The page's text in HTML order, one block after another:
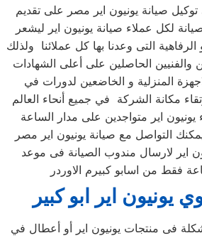
صيانة يونيون اير مصر على تقديم
لكل عملاء صيانة يونيون اير ليشعر
الرفاهية التى وعدنا بها كل عملائنا ولذلك
والفنيين الحاصلين على أعلى الشهادات
المنزلية و الخاضعين لدورات في
مكانة الشركة في جميع أنحاء العالم
اير متواجدين على مدار الساعة
التواصل مع صيانة يونيون اير مصر
اير لارسال مندوب الصيانة فى موعد
يونيون اير ابو كبير
فى منتجات يونيون اير أو أعطال في